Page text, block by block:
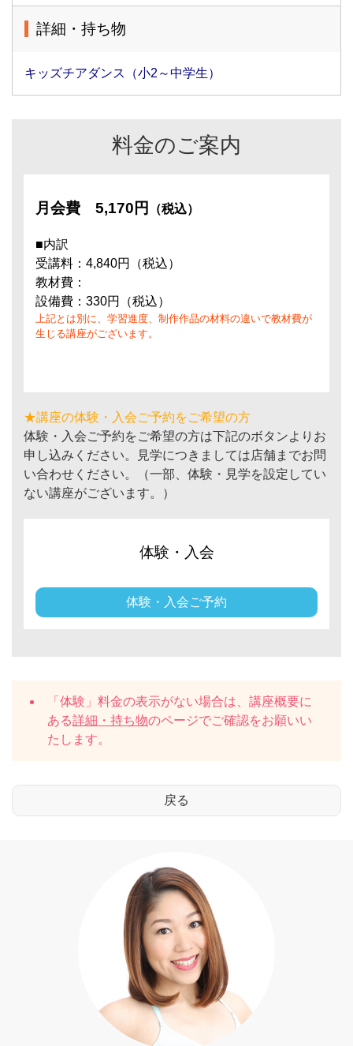
詳細・持ち物
キッズチアダンス（小2～中学生）
料金のご案内
月会費 5,170円 （税込）
■内訳
受講料：4,840円（税込）
教材費：
設備費：330円（税込）
上記とは別に、学習進度、制作作品の材料の違いで教材費が
生じる講座がございます。
★講座の体験・入会ご予約をご希望の方
体験・入会ご予約をご希望の方は下記のボタンよりお
申し込みください。見学につきましては店舗までお問
い合わせください。（一部、体験・見学を設定してい
ない講座がございます。）
体験・入会
体験・入会ご予約
「体験」料金の表示がない場合は、講座概要に
ある詳細・持ち物のページでご確認をお願いい
たします。